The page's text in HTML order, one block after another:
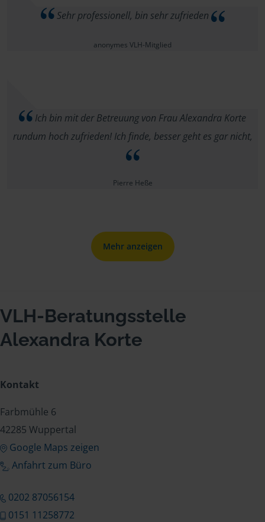
Sehr professionell, bin sehr zufrieden
anonymes VLH-Mitglied
Ich bin mit der Betreuung von Frau Alexandra Korte
rundum hoch zufrieden! Ich finde, besser geht es gar nicht,
Pierre Heße
Mehr anzeigen
VLH-Beratungsstelle
Alexandra Korte
Kontakt
Farbmühle 6
42285 Wuppertal
Google Maps zeigen
Anfahrt zum Büro
0202 87056154
0151 11258772